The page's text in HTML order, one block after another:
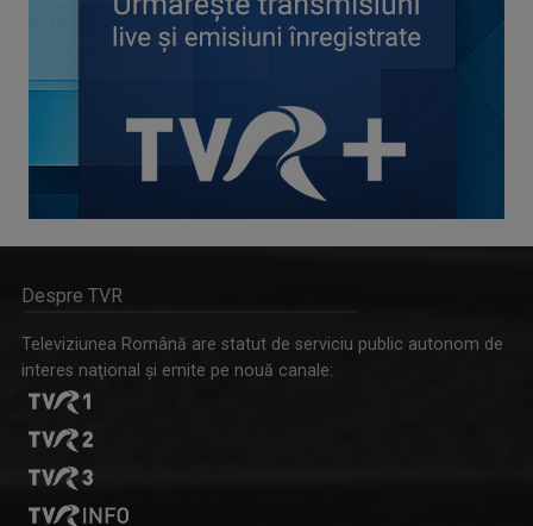
Despre TVR
Televiziunea Română are statut de serviciu public autonom de
interes naţional şi emite pe nouă canale: